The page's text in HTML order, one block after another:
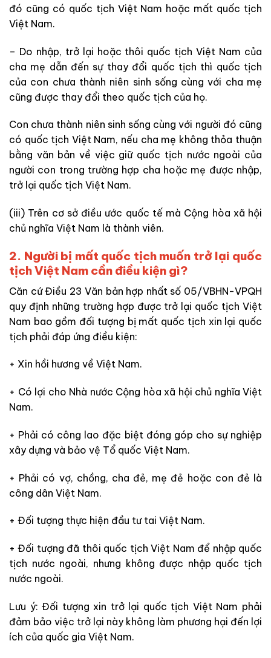
đó cũng có quốc tịch Việt Nam hoặc mất quốc tịch
Việt Nam.
– Do nhập, trở lại hoặc thôi quốc tịch Việt Nam của
cha mẹ dẫn đến sự thay đổi quốc tịch thì quốc tịch
của con chưa thành niên sinh sống cùng với cha mẹ
cũng được thay đổi theo quốc tịch của họ.
Con chưa thành niên sinh sống cùng với người đó cũng
có quốc tịch Việt Nam, nếu cha mẹ không thỏa thuận
bằng văn bản về việc giữ quốc tịch nước ngoài của
người con trong trường hợp cha hoặc mẹ được nhập,
trở lại quốc tịch Việt Nam.
(iii) Trên cơ sở điều ước quốc tế mà Cộng hòa xã hội
chủ nghĩa Việt Nam là thành viên.
2. Người bị mất quốc tịch muốn trở lại quốc
tịch Việt Nam cần điều kiện gì?
Căn cứ Điều 23 Văn bản hợp nhất số 05/VBHN-VPQH
quy định những trường hợp được trở lại quốc tịch Việt
Nam bao gồm đối tượng bị mất quốc tịch xin lại quốc
tịch phải đáp ứng điều kiện:
+ Xin hồi hương về Việt Nam.
+ Có lợi cho Nhà nước Cộng hòa xã hội chủ nghĩa Việt
Nam.
+ Phải có công lao đặc biệt đóng góp cho sự nghiệp
xây dựng và bảo vệ Tổ quốc Việt Nam.
+ Phải có vợ, chồng, cha đẻ, mẹ đẻ hoặc con đẻ là
công dân Việt Nam.
+ Đối tượng thực hiện đầu tư tai Việt Nam.
+ Đối tượng đã thôi quốc tịch Việt Nam để nhập quốc
tịch nước ngoài, nhưng không được nhập quốc tịch
nước ngoài.
Lưu ý: Đối tượng xin trở lại quốc tịch Việt Nam phải
đảm bảo việc trở lại này không làm phương hại đến lợi
ích của quốc gia Việt Nam.